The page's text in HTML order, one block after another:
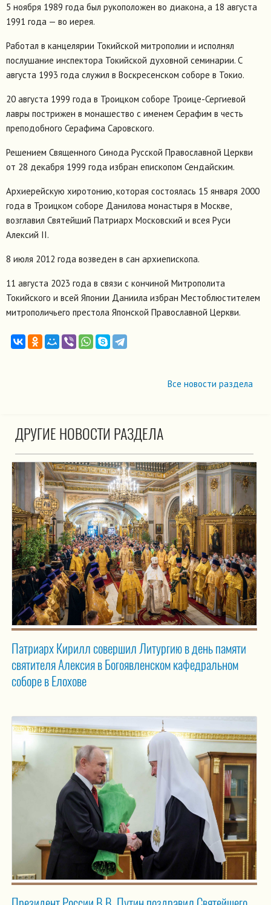
5 ноября 1989 года был рукоположен во диакона, а 18 августа
1991 года — во иерея.
Работал в канцелярии Токийской митрополии и исполнял
послушание инспектора Токийской духовной семинарии. С
августа 1993 года служил в Воскресенском соборе в Токио.
20 августа 1999 года в Троицком соборе Троице-Сергиевой
лавры пострижен в монашество с именем Серафим в честь
преподобного Серафима Саровского.
Решением Священного Синода Русской Православной Церкви
от 28 декабря 1999 года избран епископом Сендайским.
Архиерейскую хиротонию, которая состоялась 15 января 2000
года в Троицком соборе Данилова монастыря в Москве,
возглавил Святейший Патриарх Московский и всея Руси
Алексий II.
8 июля 2012 года возведен в сан архиепископа.
11 августа 2023 года в связи с кончиной Митрополита
Токийского и всей Японии Даниила избран Местоблюстителем
митрополичьего престола Японской Православной Церкви.
Все новости раздела
ДРУГИЕ НОВОСТИ РАЗДЕЛА
Патриарх Кирилл совершил Литургию в день памяти
святителя Алексия в Богоявленском кафедральном
соборе в Елохове